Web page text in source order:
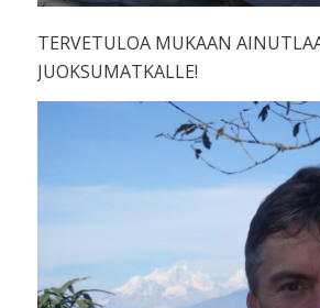
TERVETULOA MUKAAN
JUOKSUMATKALLE!